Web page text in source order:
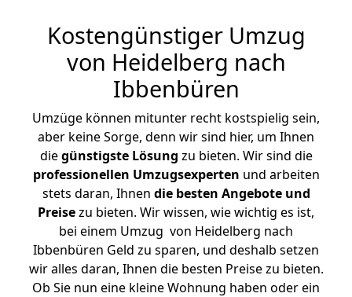
Kostengünstiger Umzug
von Heidelberg nach
Ibbenbüren
Umzüge können mitunter recht kostspielig sein,
aber keine Sorge, denn wir sind hier, um Ihnen
diegünstigste Lösung zu bieten. Wir sind die
professionellen Umzugsexperten und arbeiten
stets daran, Ihnen die besten Angebote und
Preisezu bieten. Wir wissen, wie wichtig es ist,
bei einem Umzug von Heidelberg nach
Ibbenbüren Geld zu sparen, und deshalb setzen
wir alles daran, Ihnen die besten Preise zu bieten.
Ob Sie nun eine kleine Wohnung haben oder ein